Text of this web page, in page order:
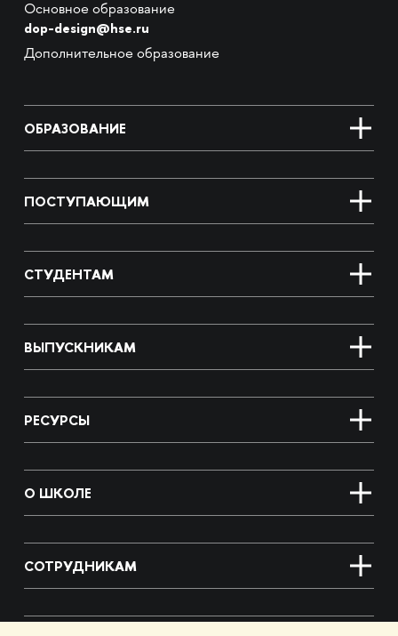
Основное образование
dop-design@hse.ru
Дополнительное образование
ОБРАЗОВАНИЕ
ПОСТУПАЮЩИМ
СТУДЕНТАМ
ВЫПУСКНИКАМ
РЕСУРСЫ
О ШКОЛЕ
СОТРУДНИКАМ